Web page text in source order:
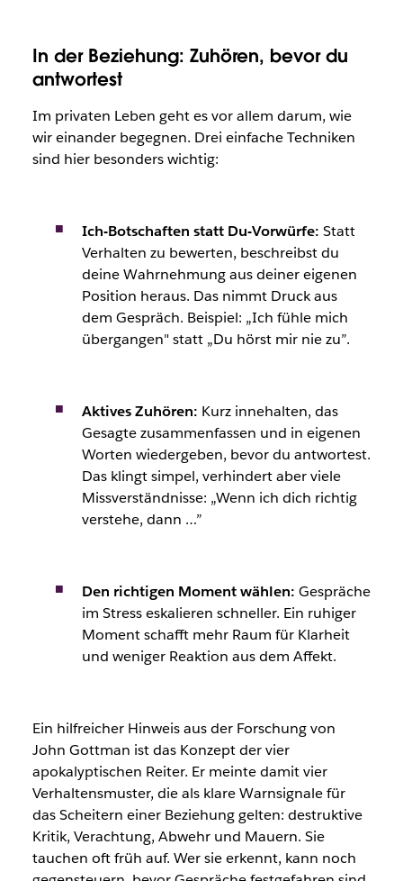
In der Beziehung: Zuhören, bevor du
antwortest
Im privaten Leben geht es vor allem darum, wie
wir einander begegnen. Drei einfache Techniken
sind hier besonders wichtig:
Ich-Botschaften statt Du-Vorwürfe: Statt
Verhalten zu bewerten, beschreibst du
deine Wahrnehmung aus deiner eigenen
Position heraus. Das nimmt Druck aus
dem Gespräch. Beispiel: „Ich fühle mich
übergangen" statt „Du hörst mir nie zu”.
Aktives Zuhören: Kurz innehalten, das
Gesagte zusammenfassen und in eigenen
Worten wiedergeben, bevor du antwortest.
Das klingt simpel, verhindert aber viele
Missverständnisse: „Wenn ich dich richtig
verstehe, dann …”
Den richtigen Moment wählen: Gespräche
im Stress eskalieren schneller. Ein ruhiger
Moment schafft mehr Raum für Klarheit
und weniger Reaktion aus dem Affekt.
Ein hilfreicher Hinweis aus der Forschung von
John Gottman ist das Konzept der vier
apokalyptischen Reiter. Er meinte damit vier
Verhaltensmuster, die als klare Warnsignale für
das Scheitern einer Beziehung gelten: destruktive
Kritik, Verachtung, Abwehr und Mauern. Sie
tauchen oft früh auf. Wer sie erkennt, kann noch